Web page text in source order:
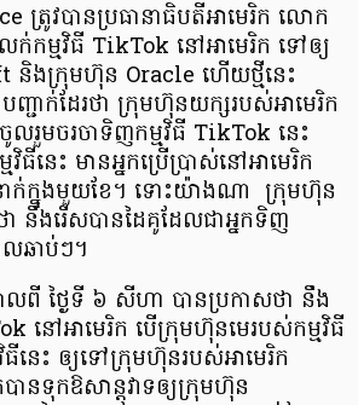
ត្រូវបាន​ប្រធានាធិបតី​អាមេរិក​ លោក
ក់​កម្មវិធី TikTok នៅអាមេរិក ទៅឲ្យ​
ងក្រុមហ៊ុន Oracle ហើយថ្មីនេះ
ជាក់ដែរថា ក្រុមហ៊ុនយក្ស​របស់អាមេរិក
រួម​ចរចា​ទិញ​កម្មវិធី TikTok នេះ
ធីនេះ មានអ្នកប្រើប្រាស់​នៅអាមេរិក
ក់​ក្នុងមួយខែ។ ទោះយ៉ាងណា ក្រុមហ៊ុន
នឹង​រើសបាន​ដៃគូ​ដែលជា​អ្នកទិញ​
ល​ឆាប់ៗ។
ពី ថ្ងៃទី ៦ សីហា បាន​ប្រកាសថា នឹង​
នៅអាមេរិក បើ​ក្រុមហ៊ុន​មេ​របស់​កម្មវិធី
នេះ ឲ្យទៅ​ក្រុមហ៊ុន​របស់អាមេរិក
ទុកឱសាន្ដវាទ​ឲ្យ​ក្រុមហ៊ុន​